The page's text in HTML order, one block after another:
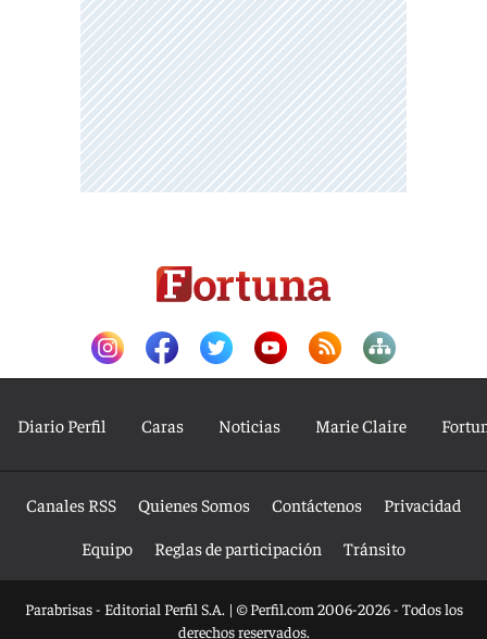
Diario Perfil Caras Noticias Marie Claire
Canales RSS Quienes Somos Contáctenos
Privacidad
Equipo
Reglas de participación Tránsito
Parabrisas - Editorial Perfil S.A. | © Perfil.com 2006-2026 - Todos los
derechos reservados.